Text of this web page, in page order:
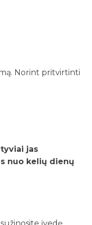
Norint pritvirtinti
jas
nuo kelių dienų